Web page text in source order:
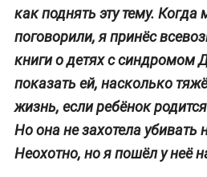
как поднять эту тему.
поговорили, я принёс
книги о детях с синдромом
показать ей, насколько
жизнь, если ребёнок
Но она не захотела
Неохотно, но я пошёл у неё